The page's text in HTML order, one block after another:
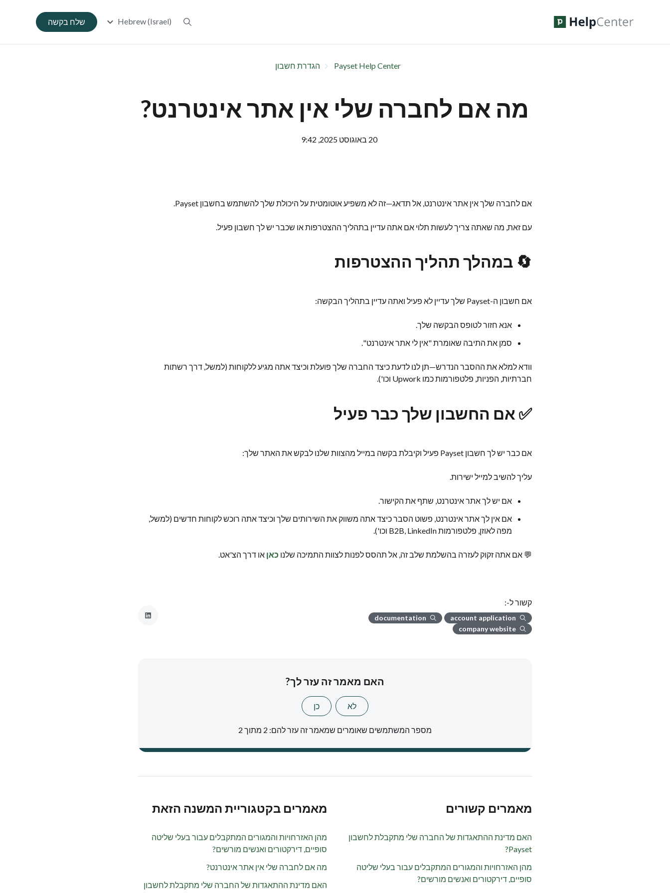
Hebrew (Israel) שלח בקשה
Payset Help Center הגדרת חשבון
מה אם לחברה שלי אין אתר אינטרנט?
20 באוגוסט 2025, 9:42
אם לחברה שלך אין אתר אינטרנט, אל תדאג—זה לא משפיע אוטומטית על היכולת שלך להשתמש בחשבון Payset.
עם זאת, מה שאתה צריך לעשות תלוי אם אתה עדיין בתהליך ההצטרפות או שכבר יש לך חשבון פעיל.
🔄 במהלך תהליך ההצטרפות
אם חשבון ה-Payset שלך עדיין לא פעיל ואתה עדיין בתהליך הבקשה:
אנא חזור לטופס הבקשה שלך.
סמן את התיבה שאומרת "אין לי אתר אינטרנט".
וודא למלא את ההסבר הנדרש—תן לנו לדעת כיצד החברה שלך פועלת וכיצד אתה מגיע ללקוחות (למשל, דרך רשתות
חברתיות, הפניות, פלטפורמות כמו Upwork וכו').
✅ אם החשבון שלך כבר פעיל
אם כבר יש לך חשבון Payset פעיל וקיבלת בקשה במייל מהצוות שלנו לבקש את האתר שלך:
עליך להשיב למייל ישירות.
אם יש לך אתר אינטרנט, שתף את הקישור.
אם אין לך אתר אינטרנט, פשוט הסבר כיצד אתה משווק את השירותים שלך וכיצד אתה רוכש לקוחות חדשים (למשל,
מפה לאוזן, פלטפורמות B2B, LinkedIn וכו').
💬 אם אתה זקוק לעזרה בהשלמת שלב זה, אל תהסס לפנות לצוות התמיכה שלנו כאן או דרך הצ'אט.
קשור ל-:
account application
documentation
company website
האם מאמר זה עזר לך?
לא כן
מספר המשתמשים שאומרים שמאמר זה עזר להם: 2 מתוך 2
מאמרים קשורים
האם מדינת ההתאגדות של החברה שלי מתקבלת לחשבון
Payset?
מהן האזרחויות והמגורים המתקבלים עבור בעלי שליטה
סופיים, דירקטורים ואנשים מורשים?
מאמרים בקטגוריית המשנה הזאת
מהן האזרחויות והמגורים המתקבלים עבור בעלי שליטה
סופיים, דירקטורים ואנשים מורשים?
מה אם לחברה שלי אין אתר אינטרנט?
האם מדינת ההתאגדות של החברה שלי מתקבלת לחשבון